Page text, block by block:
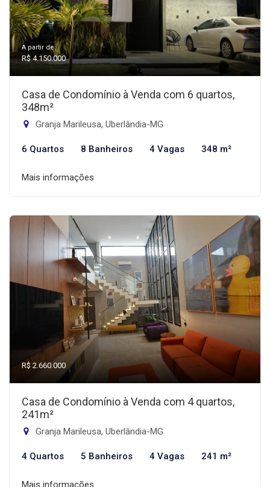
A partir de:
R$ 4.150.000
Casa de Condomínio à Venda com 6 quartos,
348m²
Granja Marileusa, Uberlândia-MG
6 Quartos 8 Banheiros 4 Vagas 348 m²
Mais informações
R$ 2.660.000
Casa de Condomínio à Venda com 4 quartos,
241m²
Granja Marileusa, Uberlândia-MG
4 Quartos 5 Banheiros 4 Vagas 241 m²
Mais informações